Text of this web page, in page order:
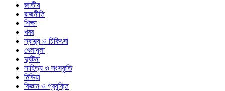
জাতীয়
রাজনীতি
শিক্ষা
খবর
স্বাস্থ্য ও চিকিৎসা
খেলাধুলা
দুর্ঘটনা
সাহিত্য ও সংস্কৃতি
মিডিয়া
বিজ্ঞান ও প্রযুক্তি